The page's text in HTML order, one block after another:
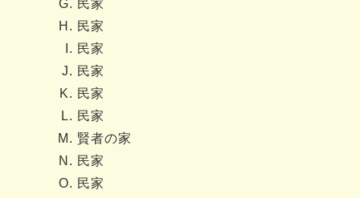
民家
民家
民家
民家
民家
民家
賢者の家
民家
民家